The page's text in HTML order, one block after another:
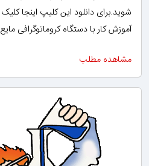
آموزش کار با دستگاه کروماتوگرافی مایع HPLC اینجا کلیک کنید.
مشاهده مطلب